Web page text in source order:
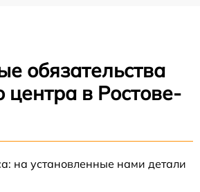
обязательства
центра в Ростове-
на установленные нами детали